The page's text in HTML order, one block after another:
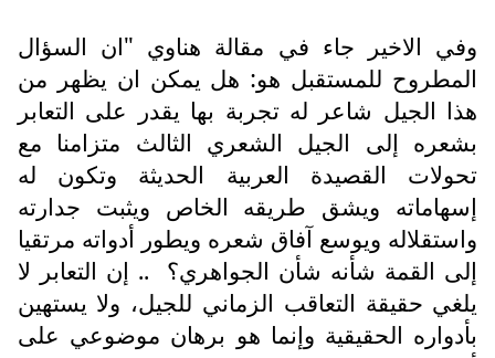
وفي الاخير جاء في مقالة هناوي "ان السؤال
المطروح للمستقبل هو: هل يمكن ان يظهر من
هذا الجيل شاعر له تجربة بها يقدر على التعابر
بشعره إلى الجيل الشعري الثالث متزامنا مع
تحولات القصيدة العربية الحديثة وتكون له
إسهاماته ويشق طريقه الخاص ويثبت جدارته
واستقلاله ويوسع آفاق شعره ويطور أدواته مرتقيا
إلى القمة شأنه شأن الجواهري؟
.. إن التعابر لا
يلغي حقيقة التعاقب الزماني للجيل، ولا يستهين
بأدواره الحقيقية وإنما هو برهان موضوعي على